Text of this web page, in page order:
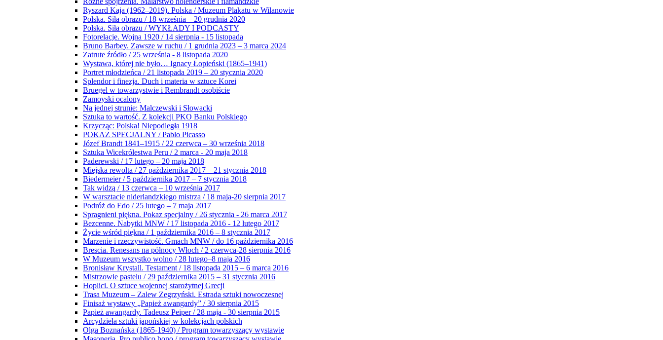
Ryszard Kaja (1962–2019). Polska / Muzeum Plakatu w Wilanowie
Polska. Siła obrazu / 18 września – 20 grudnia 2020
Polska. Siła obrazu / WYKŁADY I PODCASTY
Fotorelacje. Wojna 1920 / 14 sierpnia - 15 listopada
Bruno Barbey. Zawsze w ruchu / 1 grudnia 2023 – 3 marca 2024
Zatrute źródło / 25 września - 8 listopada 2020
Wystawa, której nie było… Ignacy Łopieński (1865–1941)
Portret młodzieńca / 21 listopada 2019 – 20 stycznia 2020
Splendor i finezja. Duch i materia w sztuce Korei
Bruegel w towarzystwie i Rembrandt osobiście
Zamoyski ocalony
Na jednej strunie: Malczewski i Słowacki
Sztuka to wartość. Z kolekcji PKO Banku Polskiego
Krzycząc: Polska! Niepodległa 1918
POKAZ SPECJALNY / Pablo Picasso
Józef Brandt 1841–1915 / 22 czerwca – 30 września 2018
Sztuka Wicekrólestwa Peru / 2 marca - 20 maja 2018
Paderewski / 17 lutego – 20 maja 2018
Miejska rewolta / 27 października 2017 – 21 stycznia 2018
Biedermeier / 5 października 2017 – 7 stycznia 2018
Tak widzą / 13 czerwca – 10 września 2017
W warsztacie niderlandzkiego mistrza / 18 maja-20 sierpnia 2017
Podróż do Edo / 25 lutego – 7 maja 2017
Spragnieni piękna. Pokaz specjalny / 26 stycznia - 26 marca 2017
Bezcenne. Nabytki MNW / 17 listopada 2016 - 12 lutego 2017
Życie wśród piękna / 1 października 2016 – 8 stycznia 2017
Marzenie i rzeczywistość. Gmach MNW / do 16 października 2016
Brescia. Renesans na północy Włoch / 2 czerwca-28 sierpnia 2016
W Muzeum wszystko wolno / 28 lutego–8 maja 2016
Bronisław Krystall. Testament / 18 listopada 2015 – 6 marca 2016
Mistrzowie pastelu / 29 października 2015 – 31 stycznia 2016
Hoplici. O sztuce wojennej starożytnej Grecji
Trasa Muzeum – Zalew Zegrzyński. Estrada sztuki nowoczesnej
Finisaż wystawy „Papież awangardy” / 30 sierpnia 2015
Papież awangardy. Tadeusz Peiper / 28 maja - 30 sierpnia 2015
Arcydzieła sztuki japońskiej w kolekcjach polskich
Olga Boznańska (1865-1940) / Program towarzyszący wystawie